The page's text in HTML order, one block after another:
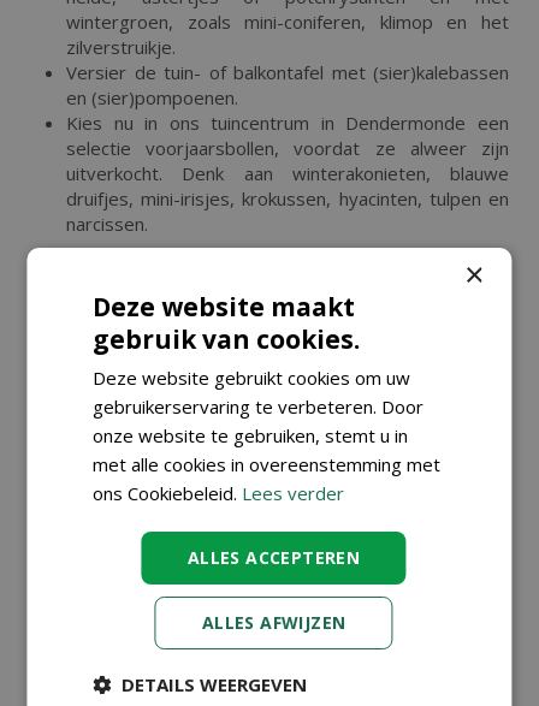
wintergroen, zoals mini-coniferen, klimop en het
zilverstruikje.
Versier de tuin- of balkontafel met (sier)kalebassen
en (sier)pompoenen.
Kies nu in ons tuincentrum in Dendermonde een
selectie voorjaarsbollen, voordat ze alweer zijn
uitverkocht. Denk aan winterakonieten, blauwe
druifjes, mini-irisjes, krokussen, hyacinten, tulpen en
narcissen.
Houd onze site in de gaten voor meer tips en inspiratie
KIJK OOK EENS NAAR DE VOLGENDE
BERICHTEN:
VOOR JE
×
Deze website maakt
gebruik van cookies.
Deze website gebruikt cookies om uw
gebruikerservaring te verbeteren. Door
onze website te gebruiken, stemt u in
met alle cookies in overeenstemming met
ons Cookiebeleid. Lees verder
ALLES ACCEPTEREN
ALLES AFWIJZEN
DETAILS WEERGEVEN